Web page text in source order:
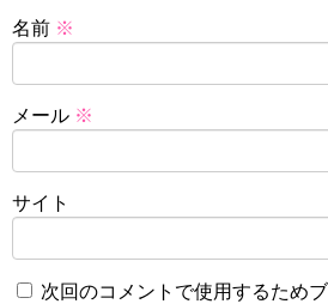
名前 ※
メール ※
サイト
次回のコメントで使用するため